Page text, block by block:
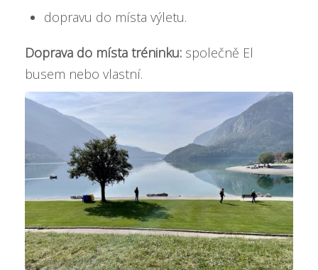
dopravu do místa výletu.
Doprava do místa tréninku: společně El
busem nebo vlastní.